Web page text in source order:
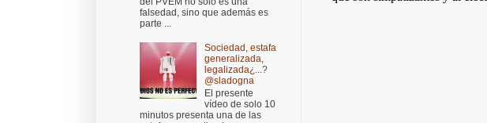
falsedad, sino que además es
parte ...
Sociedad, estafa
generalizada,
legalizada¿...?
@sladogna
El presente
vídeo de solo 10
minutos presenta una de las